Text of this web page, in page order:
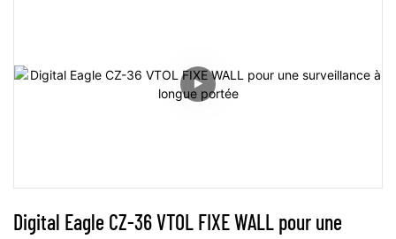
Digital Eagle CZ-36 VTOL FIXE WALL pour une